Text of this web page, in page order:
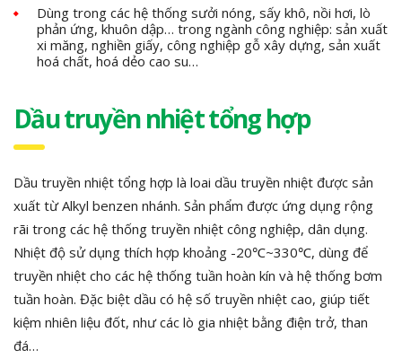
Dùng trong các hệ thống sưởi nóng, sấy khô, nồi hơi, lò
phản ứng, khuôn dập… trong ngành công nghiệp: sản xuất
xi măng, nghiền giấy, công nghiệp gỗ xây dựng, sản xuất
hoá chất, hoá dẻo cao su…
Dầu truyền nhiệt tổng hợp
Dầu truyền nhiệt tổng hợp là loai dầu truyền nhiệt được sản
xuất từ Alkyl benzen nhánh. Sản phẩm được ứng dụng rộng
rãi trong các hệ thống truyền nhiệt công nghiệp, dân dụng.
Nhiệt độ sử dụng thích hợp khoảng -20℃~330℃, dùng để
truyền nhiệt cho các hệ thống tuần hoàn kín và hệ thống bơm
tuần hoàn. Đặc biệt dầu có hệ số truyền nhiệt cao, giúp tiết
kiệm nhiên liệu đốt, như các lò gia nhiệt bằng điện trở, than
đá…